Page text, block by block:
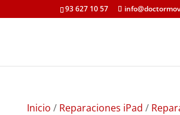
93 627 10 57
Inicio / Reparaciones iPad /